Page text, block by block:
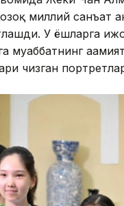
миллий санъат
У ёшларга
муҳаббатнинг
чизган